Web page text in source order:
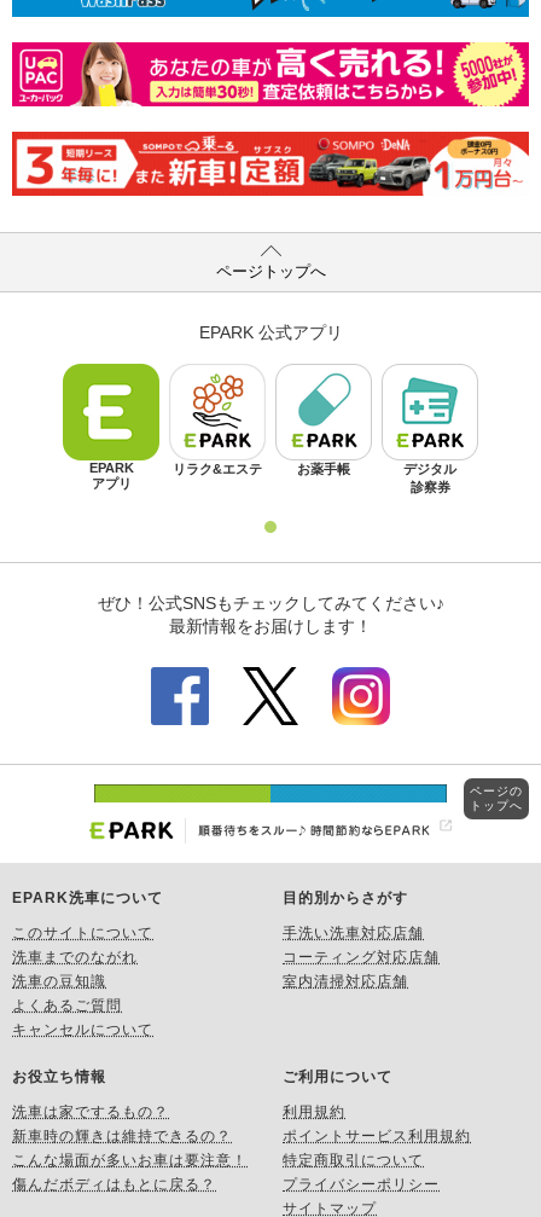
ページトップへ
EPARK洗車について
このサイトについて
洗車までのながれ
洗車の豆知識
よくあるご質問
キャンセルについて
目的別からさがす
手洗い洗車対応店舗
コーティング対応店舗
室内清掃対応店舗
お役立ち情報
洗車は家でするもの？
新車時の輝きは維持できるの？
こんな場面が多いお車は要注意！
傷んだボディはもとに戻る？
ご利用について
利用規約
ポイントサービス利用規約
特定商取引について
プライバシーポリシー
サイトマップ
ページの
トップへ